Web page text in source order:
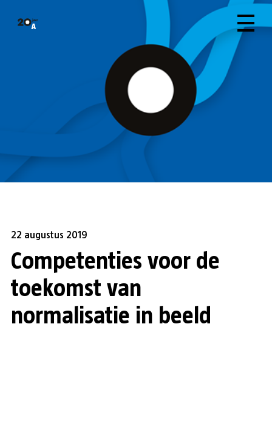
22 augustus 2019
Competenties voor de
toekomst van
normalisatie in beeld